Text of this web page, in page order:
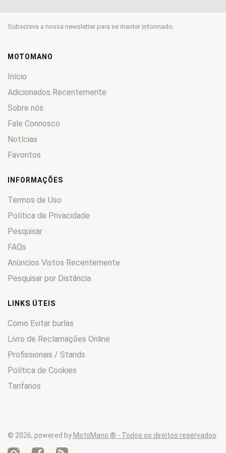
520 0
530 0
620 0
625
640 0
660
690
950 0
1190 0
1290 0
Adventure
Baja 0
Bora
Comet 0
Duke 0
Enduro 0
EXC 0
Foxi 0
Freeride
Incas 0
0
Subscreva a nossa newsletter para se manter informado.
MOTOMANO
Início
Adicionados Recentemente
Sobre nós
Fale Connosco
Notícias
Favoritos
INFORMAÇÕES
Termos de Uso
Política de Privacidade
Pesquisar
FAQs
Anúncios Vistos Recentemente
Pesquisar por Distância
LINKS ÚTEIS
Como Evitar burlas
Livro de Reclamações Online
Profissionais / Stands
Política de Cookies
Tarifarios
© 2026, powered by MotoMano ® - Todos os direitos reservados